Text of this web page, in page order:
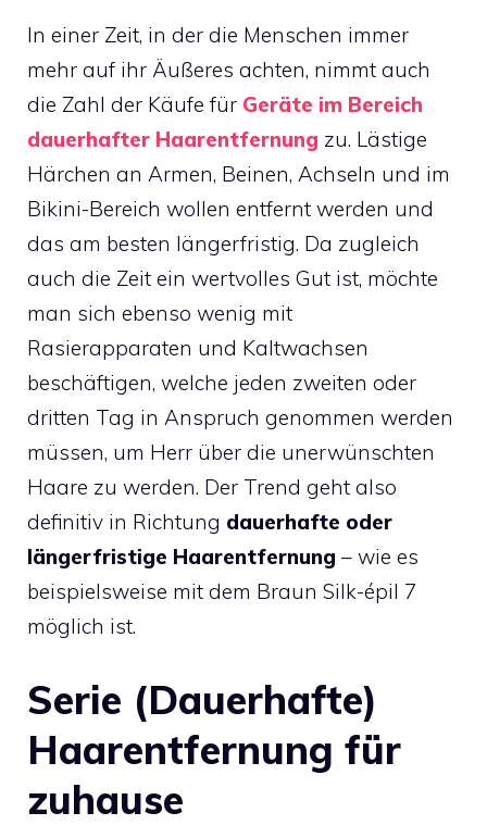
In einer Zeit, in der die Menschen immer
mehr auf ihr Äußeres achten, nimmt auch
die Zahl der Käufe für Geräte im Bereich
dauerhafter Haarentfernung zu. Lästige
Härchen an Armen, Beinen, Achseln und im
Bikini-Bereich wollen entfernt werden und
das am besten längerfristig. Da zugleich
auch die Zeit ein wertvolles Gut ist, möchte
man sich ebenso wenig mit
Rasierapparaten und Kaltwachsen
beschäftigen, welche jeden zweiten oder
dritten Tag in Anspruch genommen werden
müssen, um Herr über die unerwünschten
Haare zu werden. Der Trend geht also
definitiv in Richtung dauerhafte oder
längerfristige Haarentfernung – wie es
beispielsweise mit dem Braun Silk-épil 7
möglich ist.
Serie (Dauerhafte)
Haarentfernung für
zuhause